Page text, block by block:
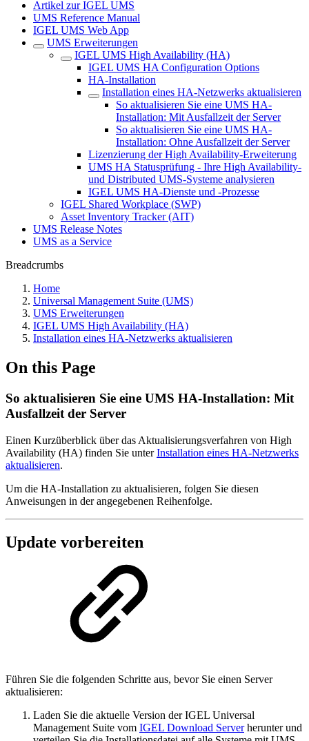
Artikel zur IGEL UMS
UMS Reference Manual
IGEL UMS Web App
UMS Erweiterungen
IGEL UMS High Availability (HA)
IGEL UMS HA Configuration Options
HA-Installation
Installation eines HA-Netzwerks aktualisieren
So aktualisieren Sie eine UMS HA-
Installation: Mit Ausfallzeit der Server
So aktualisieren Sie eine UMS HA-
Installation: Ohne Ausfallzeit der Server
Lizenzierung der High Availability-Erweiterung
UMS HA Statusprüfung - Ihre High Availability-
und Distributed UMS-Systeme analysieren
IGEL UMS HA-Dienste und -Prozesse
IGEL Shared Workplace (SWP)
Asset Inventory Tracker (AIT)
UMS Release Notes
UMS as a Service
Breadcrumbs
Home
Universal Management Suite (UMS)
UMS Erweiterungen
IGEL UMS High Availability (HA)
Installation eines HA-Netzwerks aktualisieren
On this Page
So aktualisieren Sie eine UMS HA-Installation: Mit
Ausfallzeit der Server
Einen Kurzüberblick über das Aktualisierungsverfahren von High
Availability (HA) finden Sie unterInstallation eines HA-Netzwerks
aktualisieren.
Um die HA-Installation zu aktualisieren, folgen Sie diesen
Anweisungen in der angegebenen Reihenfolge.
Update vorbereiten
Führen Sie die folgenden Schritte aus, bevor Sie einen Server
aktualisieren:
Laden Sie die aktuelle Version der IGEL Universal
Management Suite vom IGEL Download Serverherunter und